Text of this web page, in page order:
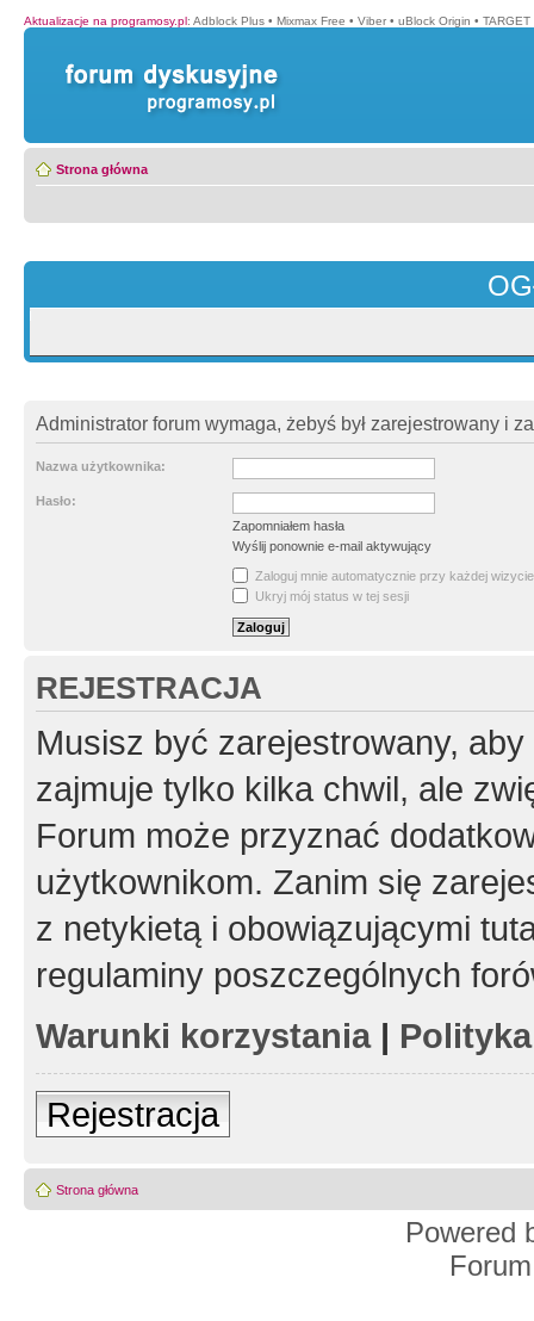
Aktualizacje na programosy.pl: Adblock Plus • Mixmax Free • Viber • uBlock Origin •
Strona główna
Administrator forum wymaga, żebyś był zarejestrowany i
Nazwa użytkownika:
Hasło:
Zapomniałem hasła
Wyślij ponownie e-mail aktywujący
Zaloguj mnie automatycznie przy każdej wizycie
Ukryj mój status w tej sesji
REJESTRACJA
Musisz być zarejestrowany,
zajmuje tylko kilka chwil, ale
Forum może przyznać
użytkownikom. Zanim się
z netykietą i obowiązującymi
regulaminy poszczególnych
Warunki korzystania|
Rejestracja
Strona główna
Powered